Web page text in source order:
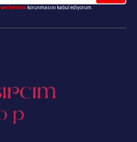
verilerimin korunmasını kabul ediyorum.